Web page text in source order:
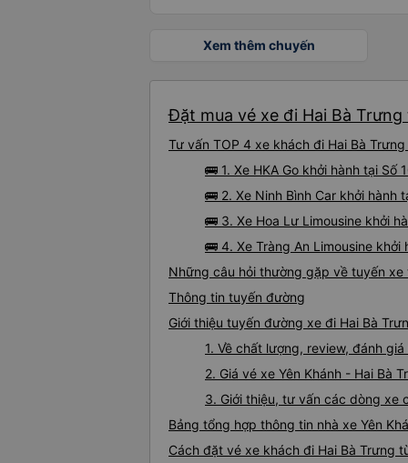
Xem thêm chuyến
Đặt mua vé xe đi Hai Bà
Tư vấn TOP 4 xe khách đi Hai Bà
🚌 1. Xe HKA Go khởi hành tại
🚌 2. Xe Ninh Bình Car khởi hành
🚌 3. Xe Hoa Lư Limousine khởi
🚌 4. Xe Tràng An Limousine
Những câu hỏi thường gặp về tuyến xe
Thông tin tuyến đường
Giới thiệu tuyến đường xe đi Hai Bà
1. Về chất lượng, review, đánh
2. Giá vé xe Yên Khánh - Hai Bà
3. Giới thiệu, tư vấn các dòng xe
Bảng tổng hợp thông tin nhà xe Yên
Cách đặt vé xe khách đi Hai Bà Trưng